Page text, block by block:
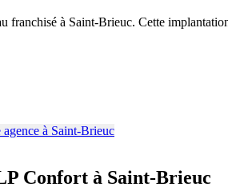
à Saint-Brieuc. Cette
Confort à Saint-Brieuc